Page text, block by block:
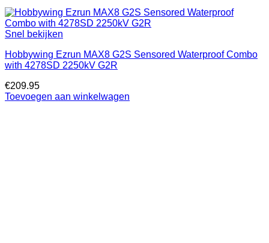
Snel bekijken
Hobbywing Ezrun MAX8 G2S Sensored Waterproof Combo
with 4278SD 2250kV G2R
€209.95
Toevoegen aan winkelwagen